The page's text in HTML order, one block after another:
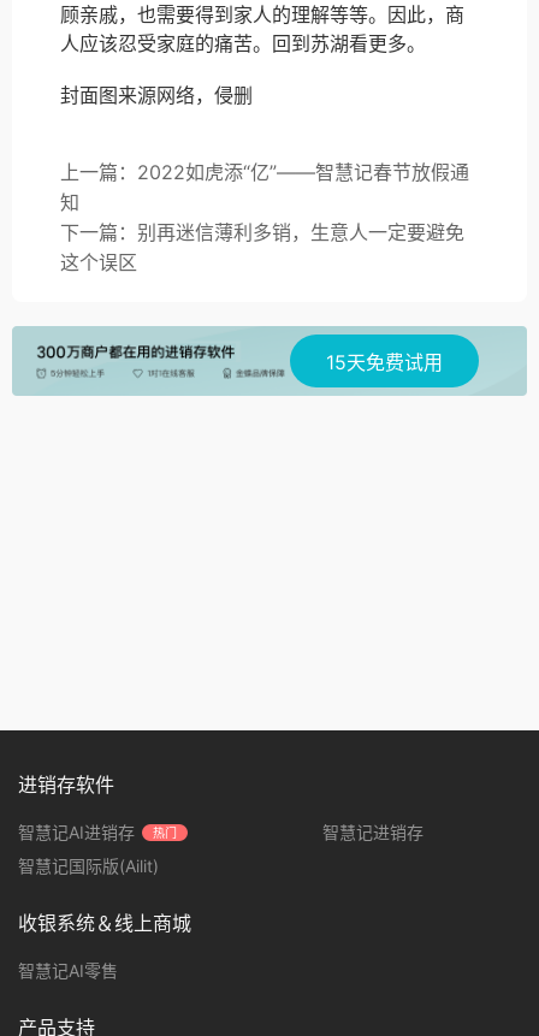
顾亲戚，也需要得到家人的理解等等。因此，商
人应该忍受家庭的痛苦。回到苏湖看更多。
封面图来源网络，侵删
上一篇：2022如虎添“亿”——智慧记春节放假通
知
下一篇：别再迷信薄利多销，生意人一定要避免
这个误区
15天免费试用
进销存软件
智慧记AI进销存 热门
智慧记进销存
智慧记国际版(Ailit)
收银系统＆线上商城
智慧记AI零售
产品支持